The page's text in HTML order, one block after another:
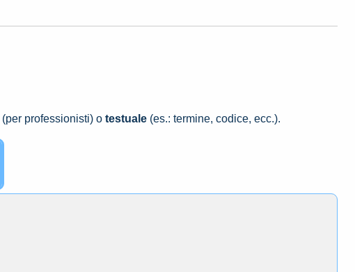
(per professionisti) o testuale (es.: termine, codice, ecc.).